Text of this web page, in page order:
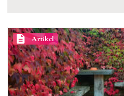
description Artikel